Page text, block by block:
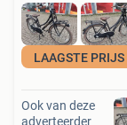
LAAGSTE PRIJS
Ook van deze
adverteerder